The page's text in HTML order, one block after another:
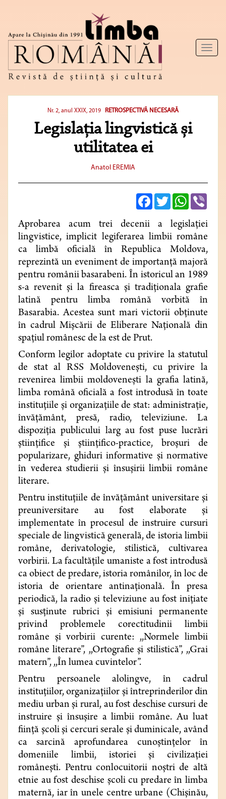
Toggle
Nr. 2, anul XXIX, 2019 RETROSPECTIVĂ NECESARĂ
Legislația lingvistică și
utilitatea ei
Anatol EREMIA
FacebookTwitterWhatsApp
Aprobarea acum trei decenii a legislației
lingvistice, implicit legiferarea limbii române
ca limbă oficială în Republica Moldova,
reprezintă un eveniment de importanță majoră
pentru românii basarabeni. În istoricul an 1989
s-a revenit și la fireasca și tradiționala grafie
latină pentru limba română vorbită în
Basarabia. Acestea sunt mari victorii obținute
în cadrul Mișcării de Eliberare Națională din
spațiul românesc de la est de Prut.
Conform legilor adoptate cu privire la statutul
de stat al RSS Moldovenești, cu privire la
revenirea limbii moldovenești la grafia latină,
limba română oficială a fost introdusă în toate
instituțiile și organizațiile de stat: administrație,
învățământ, presă, radio, televiziune. La
dispoziția publicului larg au fost puse lucrări
științifice și științifico-practice, broșuri de
popularizare, ghiduri informative și normative
în vederea studierii și însușirii limbii române
literare.
Pentru instituțiile de învățământ universitare și
preuniversitare au fost elaborate și
implementate în procesul de instruire cursuri
speciale de lingvistică generală, de istoria limbii
române, derivatologie, stilistică, cultivarea
vorbirii. La facultățile umaniste a fost introdusă
ca obiect de predare, istoria românilor, în loc de
istoria de orientare antinațională. În presa
periodică, la radio și televiziune au fost inițiate
și susținute rubrici și emisiuni permanente
privind problemele corectitudinii limbii
române și vorbirii curente: ,,Normele limbii
române literare”, ,,Ortografie și stilistică”, ,,Grai
matern”, ,,În lumea cuvintelor”.
Pentru persoanele alolingve, în cadrul
instituțiilor, organizațiilor și întreprinderilor din
mediu urban și rural, au fost deschise cursuri de
instruire și însușire a limbii române. Au luat
ființă școli și cercuri serale și duminicale, având
ca sarcină aprofundarea cunoștințelor în
domeniile limbii, istoriei și civilizației
românești. Pentru conlocuitorii noștri de altă
etnie au fost deschise școli cu predare în limba
maternă, iar în unele centre urbane (Chișinău,